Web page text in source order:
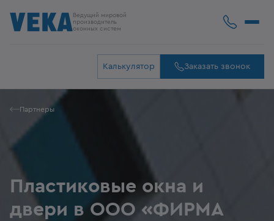
Ведущий мировой
производитель
оконных систем
Калькулятор Заказать звонок
Партнеры
Пластиковые окна и
двери в ООО «ФИРМА